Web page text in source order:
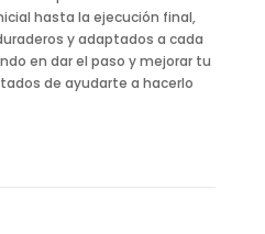
hasta la ejecución final,
y adaptados a cada
en dar el paso y mejorar tu
de ayudarte a hacerlo